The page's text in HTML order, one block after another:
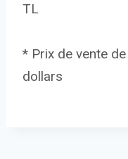
TL
* Prix de vente de
dollars